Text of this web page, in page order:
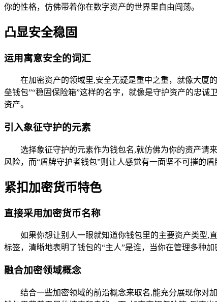
你的性格，仿佛带着你在数字资产的世界里自由闯荡。
凸显安全稳固
运用寓意安全的词汇
在加密资产的领域里,安全无疑是重中之重，就像大厦
垒钱包”“稳固保险箱”这样的名字，就像是守护资产的忠
资产。
引入象征守护的元素
选择象征守护的元素作为钱包名,就仿佛为你的资产请
风险，而“盾牌守护者钱包”则让人感觉有一面坚不可摧的
紧扣加密货币特色
直接采用加密货币名称
如果你想让别人一眼就知道你钱包里的主要资产类型,
标签，清晰地表明了钱包的“主人”是谁，当你在管理多种
融合加密领域概念
结合一些加密领域的前沿概念来取名,能充分展现你对